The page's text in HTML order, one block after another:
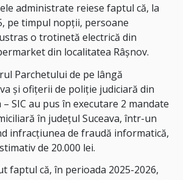
administrate reiese faptul că, la
pe timpul nopții, persoane
o trotinetă electrică din
din localitatea Râșnov.
Parchetului de pe lângă
și ofițerii de poliție judiciară din
– SIC au pus în executare 2 mandate
în județul Suceava, într-un
infracțiunea de fraudă informatică,
de 20.000 lei.
faptul că, în perioada 2025-2026,